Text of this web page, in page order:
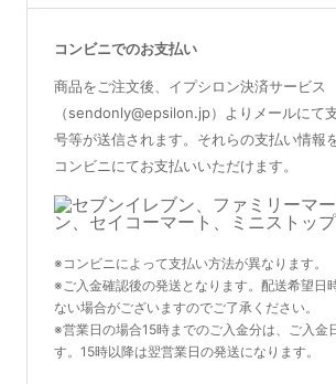
コンビニでのお支払い
商品をご注文後、イプシロン決済サービス
（sendonly@epsilon.jp）よりメールにて
号等が送信されます。それらの支払い情報
コンビニにてお支払いいただけます。
※コンビニによって支払い方法が異なります。
※ご入金確認後の発送となります。配送希望日
ない場合がございますのでご了承ください。
※営業日の場合15時までのご入金分は、ご入金
す。15時以降は翌営業日の発送になります。